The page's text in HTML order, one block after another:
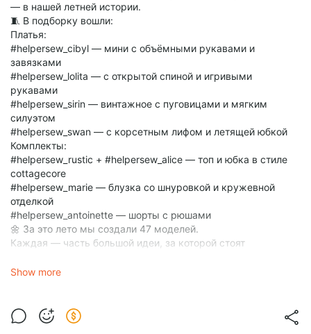
— в нашей летней истории.
🧵 В подборку вошли:
Платья:
#helpersew_cibyl — мини с объёмными рукавами и
завязками
#helpersew_lolita — с открытой спиной и игривыми
рукавами
#helpersew_sirin — винтажное с пуговицами и мягким
силуэтом
#helpersew_swan — с корсетным лифом и летящей юбкой
Комплекты:
#helpersew_rustic + #helpersew_alice — топ и юбка в стиле
cottagecore
#helpersew_marie — блузка со шнуровкой и кружевной
отделкой
#helpersew_antoinette — шорты с рюшами
🌼 За это лето мы создали 47 моделей.
Каждая — часть большой идеи, за которой стоят
Мы гордимся этим сезоном — он получился цельным,
А пока — выбирайте любимчиков и делитесь
впечатлениями.
Show more